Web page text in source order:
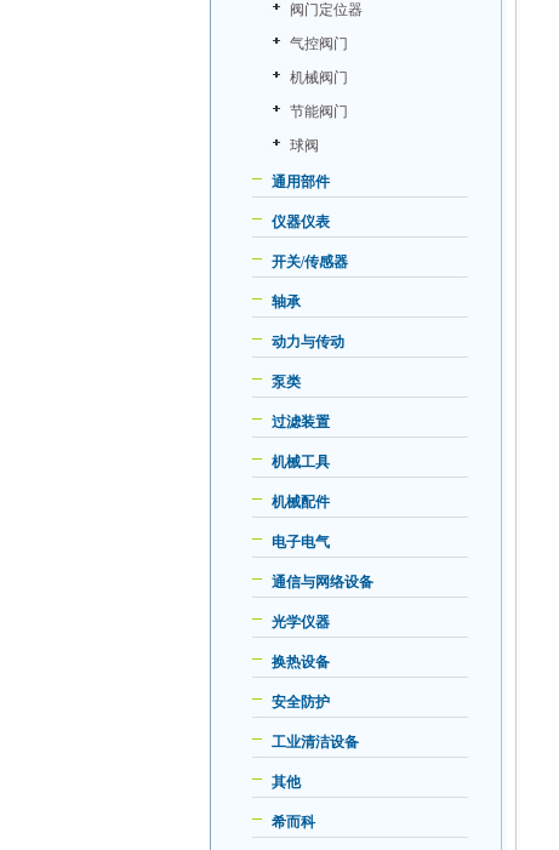
阀门定位器
气控阀门
机械阀门
节能阀门
球阀
通用部件
仪器仪表
开关/传感器
轴承
动力与传动
泵类
过滤装置
机械工具
机械配件
电子电气
通信与网络设备
光学仪器
换热设备
安全防护
工业清洁设备
其他
希而科